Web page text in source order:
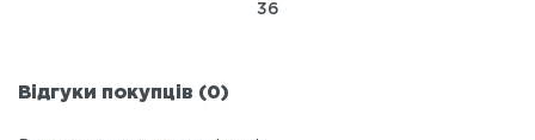
36
Відгуки покупців (0)